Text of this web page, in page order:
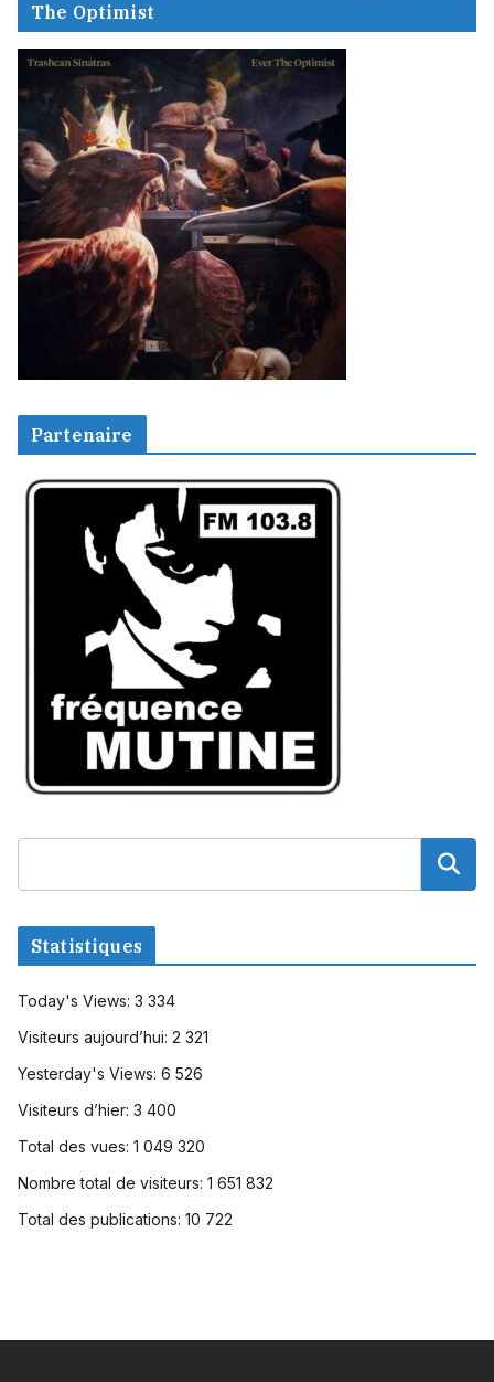
The Optimist
Partenaire
Statistiques
Today's Views: 3 334
Visiteurs aujourd’hui: 2 321
Yesterday's Views: 6 526
Visiteurs d’hier: 3 400
Total des vues: 1 049 320
Nombre total de visiteurs: 1 651 832
Total des publications: 10 722